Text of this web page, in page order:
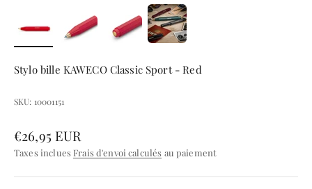
Stylo bille KAWECO Classic Sport - Red
SKU: 10001151
Prix de vente
€26,95 EUR
Taxes inclues Frais d'envoi calculés au paiement